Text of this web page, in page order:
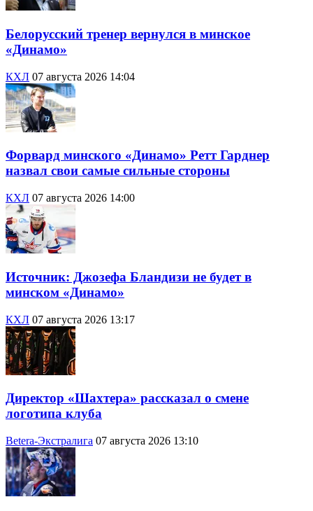
Белорусский тренер вернулся в минское
«Динамо»
КХЛ 07 августа 2026 14:04
Форвард минского «Динамо» Ретт Гарднер
назвал свои самые сильные стороны
КХЛ 07 августа 2026 14:00
Источник: Джозефа Бландизи не будет в
минском «Динамо»
КХЛ 07 августа 2026 13:17
Директор «Шахтера» рассказал о смене
логотипа клуба
Betera-Экстралига 07 августа 2026 13:10